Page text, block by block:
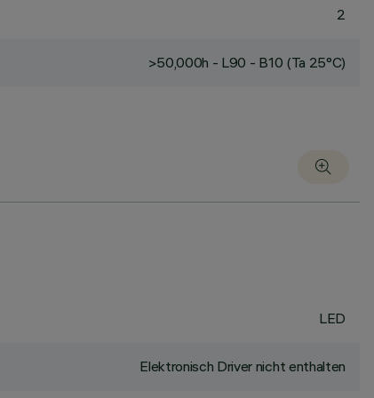
2
>50,000h - L90 - B10 (Ta 25°C)
LED
Elektronisch Driver nicht enthalten